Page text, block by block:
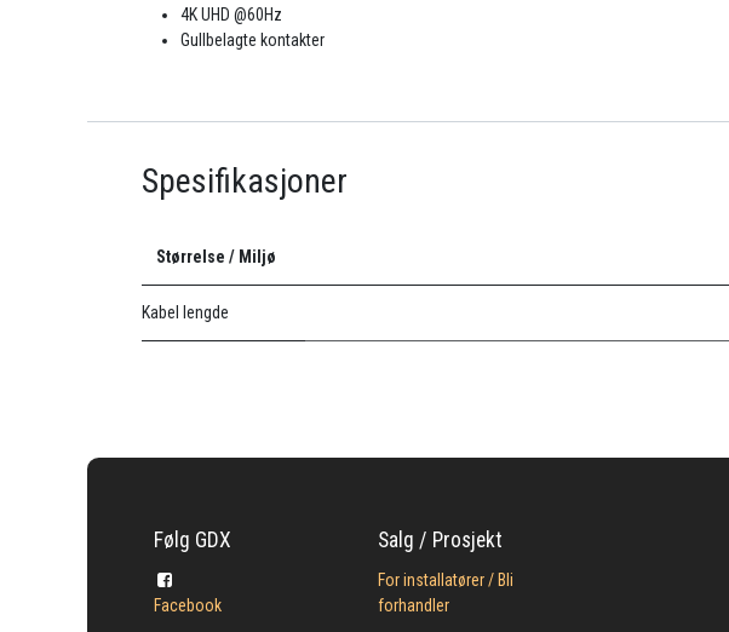
4K UHD @60Hz
Gullbelagte kontakter
Spesifikasjoner
Størrelse / Miljø
Kabel lengde
Følg GDX
Facebook
Salg / Prosjekt
For installatører / Bli
forhandler